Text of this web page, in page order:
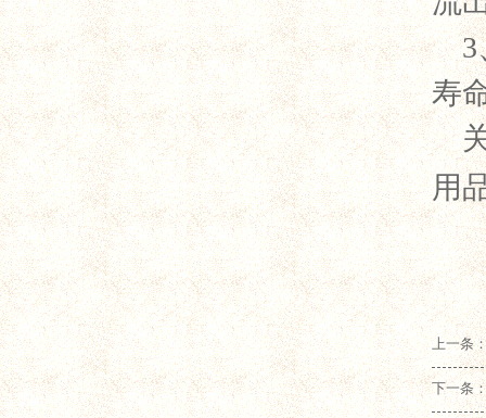
3
寿
用
上一条
下一条